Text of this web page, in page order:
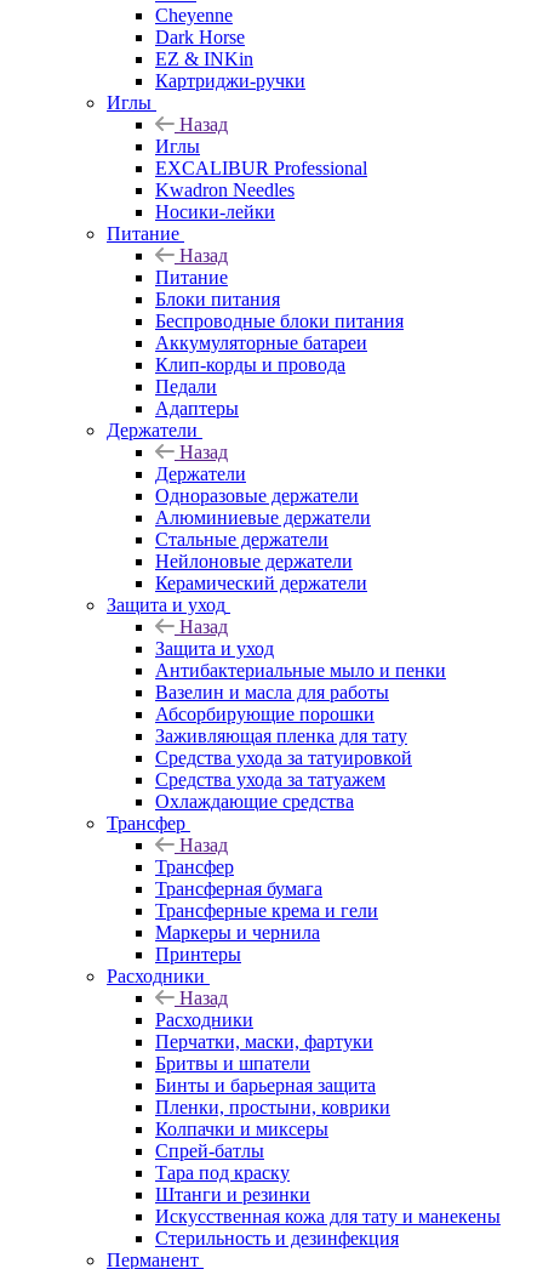
Cheyenne
Dark Horse
EZ & INKin
Картриджи-ручки
Иглы
Назад
Иглы
EXCALIBUR Professional
Kwadron Needles
Носики-лейки
Питание
Назад
Питание
Блоки питания
Беспроводные блоки питания
Аккумуляторные батареи
Клип-корды и провода
Педали
Адаптеры
Держатели
Назад
Держатели
Одноразовые держатели
Алюминиевые держатели
Стальные держатели
Нейлоновые держатели
Керамический держатели
Защита и уход
Назад
Защита и уход
Антибактериальные мыло и пенки
Вазелин и масла для работы
Абсорбирующие порошки
Заживляющая пленка для тату
Средства ухода за татуировкой
Средства ухода за татуажем
Охлаждающие средства
Трансфер
Назад
Трансфер
Трансферная бумага
Трансферные крема и гели
Маркеры и чернила
Принтеры
Расходники
Назад
Расходники
Перчатки, маски, фартуки
Бритвы и шпатели
Бинты и барьерная защита
Пленки, простыни, коврики
Колпачки и миксеры
Спрей-батлы
Тара под краску
Штанги и резинки
Искусственная кожа для тату и манекены
Стерильность и дезинфекция
Перманент